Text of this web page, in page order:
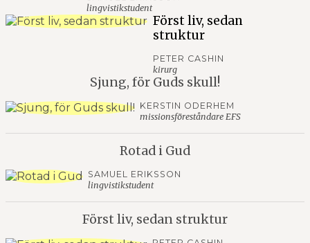
lingvistikstudent
Först liv, sedan
struktur
PETER CASHIN
kirurg
Sjung, för Guds skull!
KERSTIN ODERHEM
missionsföreståndare EFS
Rotad i Gud
SAMUEL ERIKSSON
lingvistikstudent
Först liv, sedan struktur